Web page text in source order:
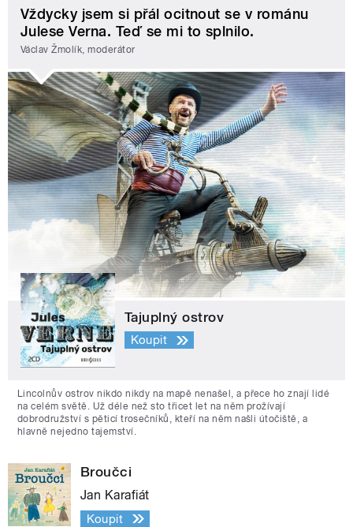
Vždycky jsem si přál ocitnout se v románu
Julese Verna. Teď se mi to splnilo.
Václav Žmolík, moderátor
Tajuplný ostrov
Koupit
Lincolnův ostrov nikdo nikdy na mapě nenašel, a přece ho znají lidé
na celém světě. Už déle než sto třicet let na něm prožívají
dobrodružství s pěticí trosečníků, kteří na něm našli útočiště, a
hlavně nejedno tajemství.
Broučci
Jan Karafiát
Koupit